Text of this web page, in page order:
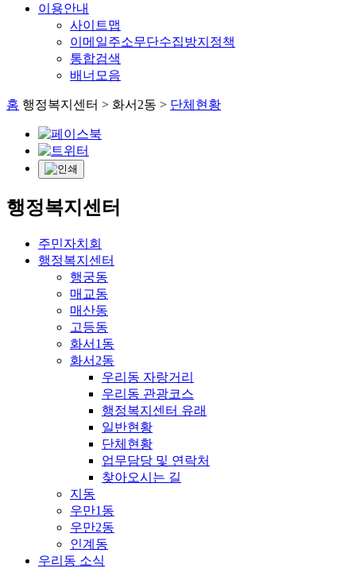
이용안내
사이트맵
이메일주소무단수집방지정책
통합검색
배너모음
홈 행정복지센터 > 화서2동 > 단체현황
행정복지센터
주민자치회
행정복지센터
행궁동
매교동
매산동
고등동
화서1동
화서2동
우리동 자랑거리
우리동 관광코스
행정복지센터 유래
일반현황
단체현황
업무담당 및 연락처
찾아오시는 길
지동
우만1동
우만2동
인계동
우리동 소식